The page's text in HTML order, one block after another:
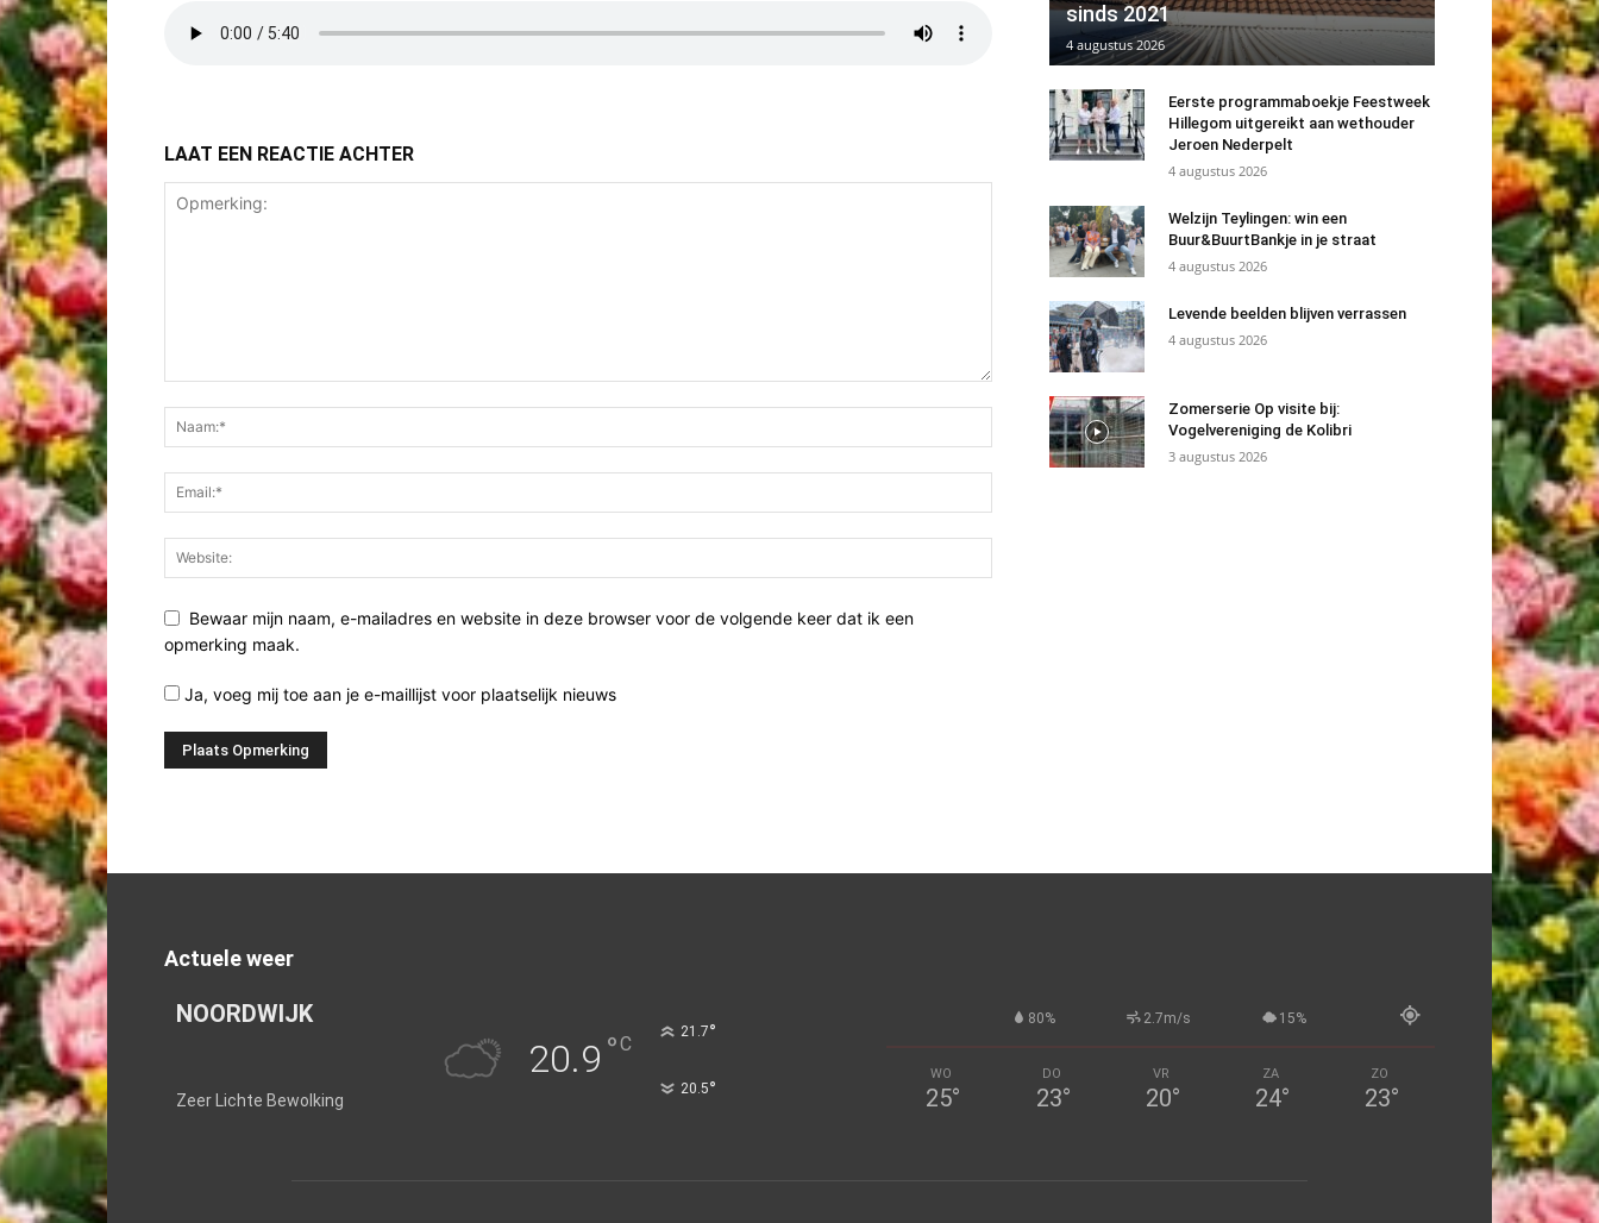
LAAT EEN REACTIE ACHTER
Bewaar mijn naam, e-mailadres en website in deze browser voor de volgende keer dat ik een
opmerking maak.
Ja, voeg mij toe aan je e-maillijst voor plaatselijk nieuws
sinds 2021
4 augustus 2026
Eerste programmaboekje Feestweek
Hillegom uitgereikt aan wethouder
Jeroen Nederpelt
4 augustus 2026
Welzijn Teylingen: win een
Buur&BuurtBankje in je straat
4 augustus 2026
Levende beelden blijven verrassen
4 augustus 2026
Zomerserie Op visite bij:
Vogelvereniging de Kolibri
3 augustus 2026
Actuele weer
NOORDWIJK
Zeer Lichte Bewolking
20.9 °C
21.7°
20.5°
80% 2.7m/s 15%
WO
25°
DO
23°
VR
20°
ZA
24°
ZO
23°